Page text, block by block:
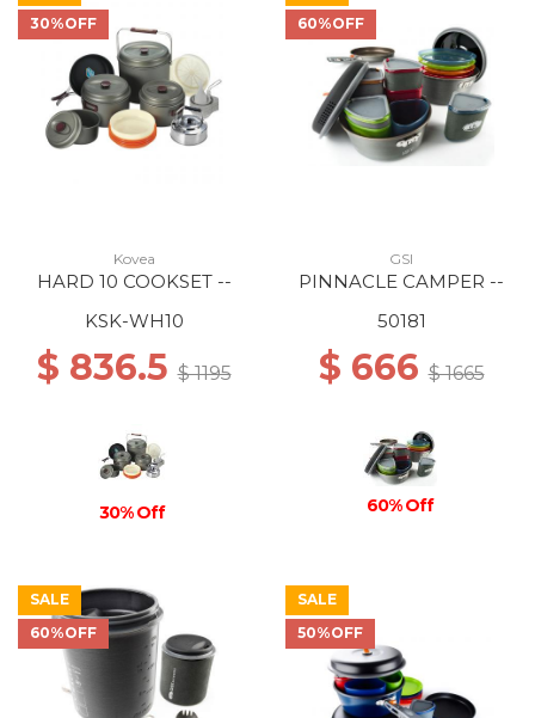
30%OFF
Kovea
HARD 10 COOKSET --
KSK-WH10
$ 836.5$ 1195
30% Off
60%OFF
GSI
PINNACLE CAMPER --
50181
$ 666$ 1665
60% Off
SALE
60%OFF
SALE
50%OFF